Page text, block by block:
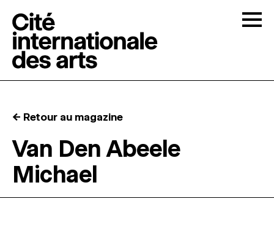
RÉSIDENCES ↓
← Retour au magazine
Van Den Abeele
Michael